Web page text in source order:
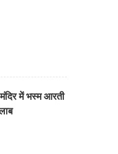
में भस्म आरती